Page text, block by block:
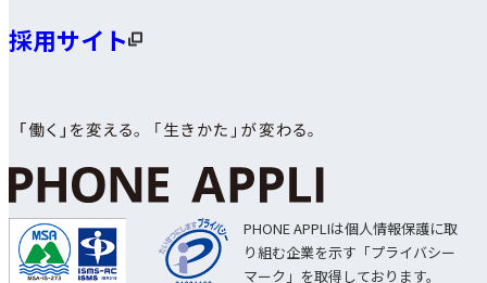
採用サイト
PHONE APPLIは個人情報保護に取
り組む企業を示す「プライバシー
マーク」を取得しております。